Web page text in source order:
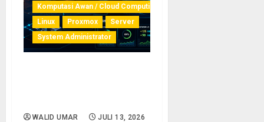
Komputasi Awan / Cloud Computing
Linux
Proxmox
Server
System Administrator
WALID UMAR
JULI 13, 2026